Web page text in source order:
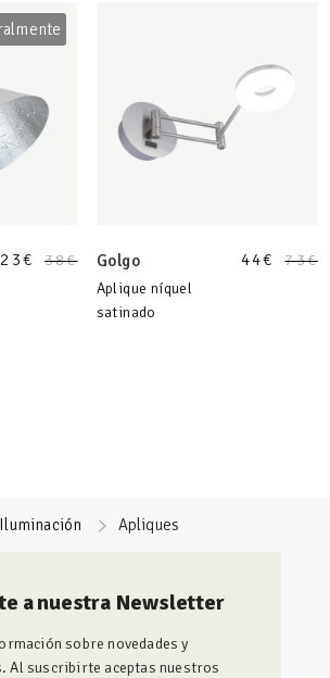
23€ 38€ 44€ 73€
Golgo
Aplique níquel
satinado
Iluminación Apliques
a nuestra Newsletter
sobre novedades y
Al suscribirte aceptas nuestros